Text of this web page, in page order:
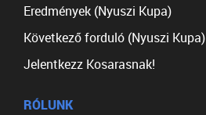
Eredmények (Nyuszi Kupa)
Következő forduló (Nyuszi Kupa)
Jelentkezz Kosarasnak!
RÓLUNK